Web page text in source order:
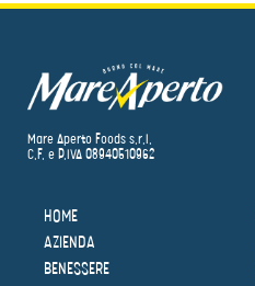
Mare Aperto Foods s.r.l.
C.F. e P.IVA 08940510962
HOME
AZIENDA
BENESSERE